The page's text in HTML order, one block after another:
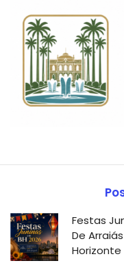
Festas
De
Horizonte